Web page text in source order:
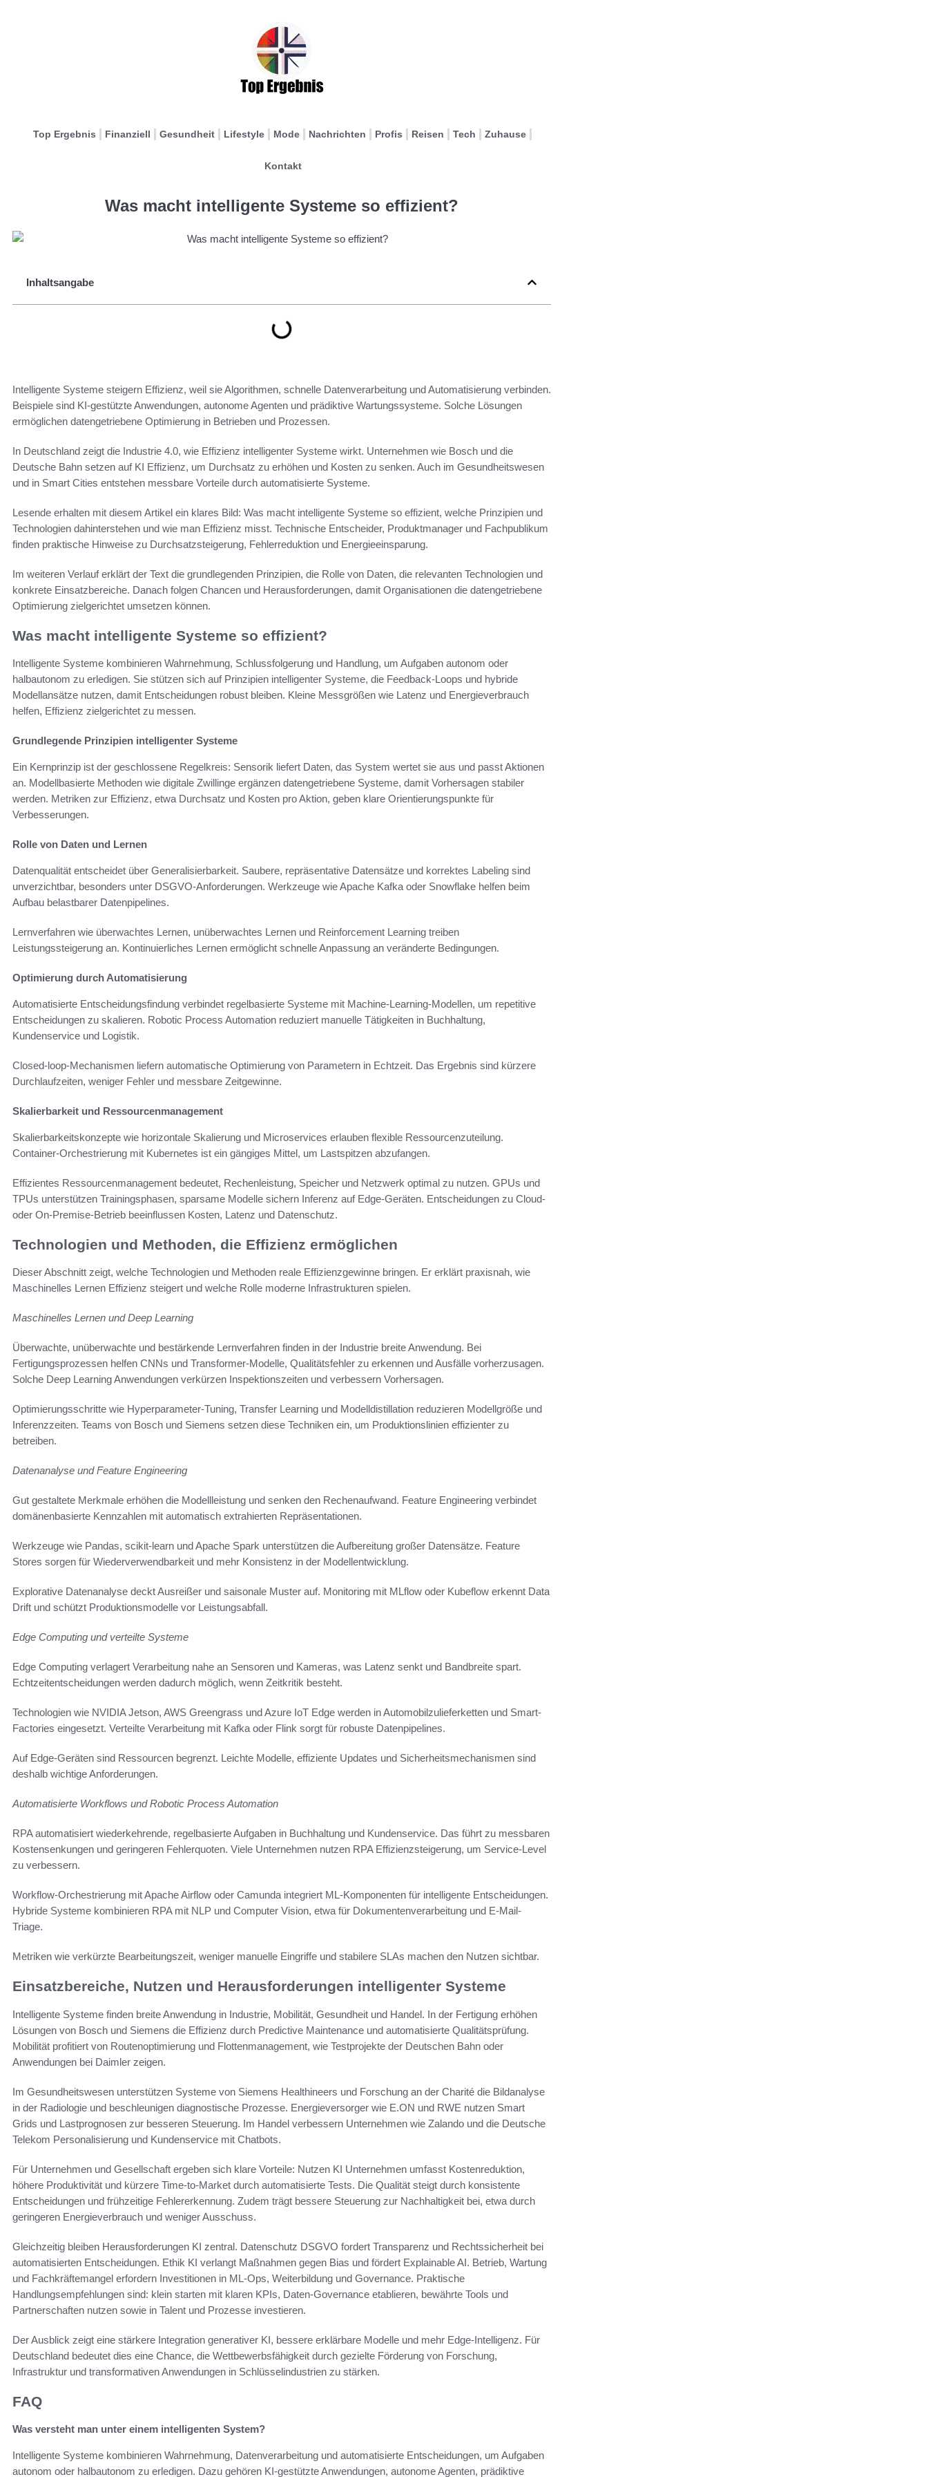
Top Ergebnis Finanziell Gesundheit Lifestyle Mode Nachrichten Profis Reisen Tech Zuhause
Kontakt
Was macht intelligente Systeme so effizient?
Inhaltsangabe
Intelligente Systeme steigern Effizienz, weil sie Algorithmen, schnelle Datenverarbeitung und Automatisierung verbinden.
Beispiele sind KI-gestützte Anwendungen, autonome Agenten und prädiktive Wartungssysteme. Solche Lösungen
ermöglichen datengetriebene Optimierung in Betrieben und Prozessen.
In Deutschland zeigt die Industrie 4.0, wie Effizienz intelligenter Systeme wirkt. Unternehmen wie Bosch und die
Deutsche Bahn setzen auf KI Effizienz, um Durchsatz zu erhöhen und Kosten zu senken. Auch im Gesundheitswesen
und in Smart Cities entstehen messbare Vorteile durch automatisierte Systeme.
Lesende erhalten mit diesem Artikel ein klares Bild: Was macht intelligente Systeme so effizient, welche Prinzipien und
Technologien dahinterstehen und wie man Effizienz misst. Technische Entscheider, Produktmanager und Fachpublikum
finden praktische Hinweise zu Durchsatzsteigerung, Fehlerreduktion und Energieeinsparung.
Im weiteren Verlauf erklärt der Text die grundlegenden Prinzipien, die Rolle von Daten, die relevanten Technologien und
konkrete Einsatzbereiche. Danach folgen Chancen und Herausforderungen, damit Organisationen die datengetriebene
Optimierung zielgerichtet umsetzen können.
Was macht intelligente Systeme so effizient?
Intelligente Systeme kombinieren Wahrnehmung, Schlussfolgerung und Handlung, um Aufgaben autonom oder
halbautonom zu erledigen. Sie stützen sich auf Prinzipien intelligenter Systeme, die Feedback-Loops und hybride
Modellansätze nutzen, damit Entscheidungen robust bleiben. Kleine Messgrößen wie Latenz und Energieverbrauch
helfen, Effizienz zielgerichtet zu messen.
Grundlegende Prinzipien intelligenter Systeme
Ein Kernprinzip ist der geschlossene Regelkreis: Sensorik liefert Daten, das System wertet sie aus und passt Aktionen
an. Modellbasierte Methoden wie digitale Zwillinge ergänzen datengetriebene Systeme, damit Vorhersagen stabiler
werden. Metriken zur Effizienz, etwa Durchsatz und Kosten pro Aktion, geben klare Orientierungspunkte für
Verbesserungen.
Rolle von Daten und Lernen
Datenqualität entscheidet über Generalisierbarkeit. Saubere, repräsentative Datensätze und korrektes Labeling sind
unverzichtbar, besonders unter DSGVO-Anforderungen. Werkzeuge wie Apache Kafka oder Snowflake helfen beim
Aufbau belastbarer Datenpipelines.
Lernverfahren wie überwachtes Lernen, unüberwachtes Lernen und Reinforcement Learning treiben
Leistungssteigerung an. Kontinuierliches Lernen ermöglicht schnelle Anpassung an veränderte Bedingungen.
Optimierung durch Automatisierung
Automatisierte Entscheidungsfindung verbindet regelbasierte Systeme mit Machine-Learning-Modellen, um repetitive
Entscheidungen zu skalieren. Robotic Process Automation reduziert manuelle Tätigkeiten in Buchhaltung,
Kundenservice und Logistik.
Closed-loop-Mechanismen liefern automatische Optimierung von Parametern in Echtzeit. Das Ergebnis sind kürzere
Durchlaufzeiten, weniger Fehler und messbare Zeitgewinne.
Skalierbarkeit und Ressourcenmanagement
Skalierbarkeitskonzepte wie horizontale Skalierung und Microservices erlauben flexible Ressourcenzuteilung.
Container-Orchestrierung mit Kubernetes ist ein gängiges Mittel, um Lastspitzen abzufangen.
Effizientes Ressourcenmanagement bedeutet, Rechenleistung, Speicher und Netzwerk optimal zu nutzen. GPUs und
TPUs unterstützen Trainingsphasen, sparsame Modelle sichern Inferenz auf Edge-Geräten. Entscheidungen zu Cloud-
oder On-Premise-Betrieb beeinflussen Kosten, Latenz und Datenschutz.
Technologien und Methoden, die Effizienz ermöglichen
Dieser Abschnitt zeigt, welche Technologien und Methoden reale Effizienzgewinne bringen. Er erklärt praxisnah, wie
Maschinelles Lernen Effizienz steigert und welche Rolle moderne Infrastrukturen spielen.
Maschinelles Lernen und Deep Learning
Überwachte, unüberwachte und bestärkende Lernverfahren finden in der Industrie breite Anwendung. Bei
Fertigungsprozessen helfen CNNs und Transformer-Modelle, Qualitätsfehler zu erkennen und Ausfälle vorherzusagen.
Solche Deep Learning Anwendungen verkürzen Inspektionszeiten und verbessern Vorhersagen.
Optimierungsschritte wie Hyperparameter-Tuning, Transfer Learning und Modelldistillation reduzieren Modellgröße und
Inferenzzeiten. Teams von Bosch und Siemens setzen diese Techniken ein, um Produktionslinien effizienter zu
betreiben.
Datenanalyse und Feature Engineering
Gut gestaltete Merkmale erhöhen die Modellleistung und senken den Rechenaufwand. Feature Engineering verbindet
domänenbasierte Kennzahlen mit automatisch extrahierten Repräsentationen.
Werkzeuge wie Pandas, scikit-learn und Apache Spark unterstützen die Aufbereitung großer Datensätze. Feature
Stores sorgen für Wiederverwendbarkeit und mehr Konsistenz in der Modellentwicklung.
Explorative Datenanalyse deckt Ausreißer und saisonale Muster auf. Monitoring mit MLflow oder Kubeflow erkennt Data
Drift und schützt Produktionsmodelle vor Leistungsabfall.
Edge Computing und verteilte Systeme
Edge Computing verlagert Verarbeitung nahe an Sensoren und Kameras, was Latenz senkt und Bandbreite spart.
Echtzeitentscheidungen werden dadurch möglich, wenn Zeitkritik besteht.
Technologien wie NVIDIA Jetson, AWS Greengrass und Azure IoT Edge werden in Automobilzulieferketten und Smart-
Factories eingesetzt. Verteilte Verarbeitung mit Kafka oder Flink sorgt für robuste Datenpipelines.
Auf Edge-Geräten sind Ressourcen begrenzt. Leichte Modelle, effiziente Updates und Sicherheitsmechanismen sind
deshalb wichtige Anforderungen.
Automatisierte Workflows und Robotic Process Automation
RPA automatisiert wiederkehrende, regelbasierte Aufgaben in Buchhaltung und Kundenservice. Das führt zu messbaren
Kostensenkungen und geringeren Fehlerquoten. Viele Unternehmen nutzen RPA Effizienzsteigerung, um Service-Level
zu verbessern.
Workflow-Orchestrierung mit Apache Airflow oder Camunda integriert ML-Komponenten für intelligente Entscheidungen.
Hybride Systeme kombinieren RPA mit NLP und Computer Vision, etwa für Dokumentenverarbeitung und E-Mail-
Triage.
Metriken wie verkürzte Bearbeitungszeit, weniger manuelle Eingriffe und stabilere SLAs machen den Nutzen sichtbar.
Einsatzbereiche, Nutzen und Herausforderungen intelligenter Systeme
Intelligente Systeme finden breite Anwendung in Industrie, Mobilität, Gesundheit und Handel. In der Fertigung erhöhen
Lösungen von Bosch und Siemens die Effizienz durch Predictive Maintenance und automatisierte Qualitätsprüfung.
Mobilität profitiert von Routenoptimierung und Flottenmanagement, wie Testprojekte der Deutschen Bahn oder
Anwendungen bei Daimler zeigen.
Im Gesundheitswesen unterstützen Systeme von Siemens Healthineers und Forschung an der Charité die Bildanalyse
in der Radiologie und beschleunigen diagnostische Prozesse. Energieversorger wie E.ON und RWE nutzen Smart
Grids und Lastprognosen zur besseren Steuerung. Im Handel verbessern Unternehmen wie Zalando und die Deutsche
Telekom Personalisierung und Kundenservice mit Chatbots.
Für Unternehmen und Gesellschaft ergeben sich klare Vorteile: Nutzen KI Unternehmen umfasst Kostenreduktion,
höhere Produktivität und kürzere Time-to-Market durch automatisierte Tests. Die Qualität steigt durch konsistente
Entscheidungen und frühzeitige Fehlererkennung. Zudem trägt bessere Steuerung zur Nachhaltigkeit bei, etwa durch
geringeren Energieverbrauch und weniger Ausschuss.
Gleichzeitig bleiben Herausforderungen KI zentral. Datenschutz DSGVO fordert Transparenz und Rechtssicherheit bei
automatisierten Entscheidungen. Ethik KI verlangt Maßnahmen gegen Bias und fördert Explainable AI. Betrieb, Wartung
und Fachkräftemangel erfordern Investitionen in ML-Ops, Weiterbildung und Governance. Praktische
Handlungsempfehlungen sind: klein starten mit klaren KPIs, Daten-Governance etablieren, bewährte Tools und
Partnerschaften nutzen sowie in Talent und Prozesse investieren.
Der Ausblick zeigt eine stärkere Integration generativer KI, bessere erklärbare Modelle und mehr Edge-Intelligenz. Für
Deutschland bedeutet dies eine Chance, die Wettbewerbsfähigkeit durch gezielte Förderung von Forschung,
Infrastruktur und transformativen Anwendungen in Schlüsselindustrien zu stärken.
FAQ
Was versteht man unter einem intelligenten System?
Intelligente Systeme kombinieren Wahrnehmung, Datenverarbeitung und automatisierte Entscheidungen, um Aufgaben
autonom oder halbautonom zu erledigen. Dazu gehören KI-gestützte Anwendungen, autonome Agenten, prädiktive